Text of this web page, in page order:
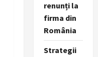
renunți la
firma din
România
Strategii